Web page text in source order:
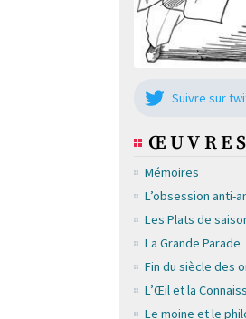
Suivre sur
ŒUVRES
Mémoires
L’obsession anti-
Les Plats de
La Grande Parade
Fin du siècle des
L’Œil et la
Le moine et le